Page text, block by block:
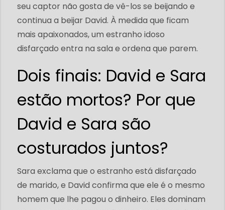
seu captor não gosta de vê-los se beijando e
continua a beijar David. À medida que ficam
mais apaixonados, um estranho idoso
disfarçado entra na sala e ordena que parem.
Dois finais: David e Sara
estão mortos? Por que
David e Sara são
costurados juntos?
Sara exclama que o estranho está disfarçado
de marido, e David confirma que ele é o mesmo
homem que lhe pagou o dinheiro. Eles dominam